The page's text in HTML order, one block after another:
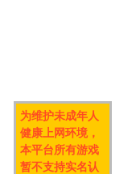
为维护未成年人
健康上网环境，
本平台所有游戏
暂不支持实名认